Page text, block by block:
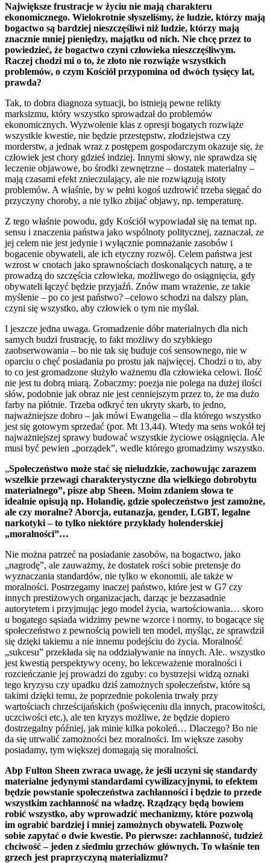
Największe frustracje w życiu nie mają charakteru
ekonomicznego. Wielokrotnie słyszeliśmy, że ludzie, którzy mają
bogactwo są bardziej nieszczęśliwi niż ludzie, którzy mają
znacznie mniej pieniędzy, majątku od nich. Nie chcę przez to
powiedzieć, że bogactwo czyni człowieka nieszczęśliwym.
Raczej chodzi mi o to, że złoto nie rozwiąże wszystkich
problemów, o czym Kościół przypomina od dwóch tysięcy lat,
prawda?
Tak, to dobra diagnoza sytuacji, bo istnieją pewne relikty
marksizmu, który wszystko sprowadzał do problemów
ekonomicznych. Wyzwolenie klas z opresji bogatych rozwiąże
wszystkie kwestie, nie będzie przestępstw, złodziejstwa czy
morderstw, a jednak wraz z postępem gospodarczym okazuje się, że
człowiek jest chory gdzieś indziej. Innymi słowy, nie sprawdza się
leczenie objawowe, bo środki zewnętrzne – dostatek materialny –
mają czasami efekt znieczulający, ale nie rozwiązują istoty
problemów. A właśnie, by w pełni kogoś uzdrowić trzeba sięgać do
przyczyny choroby, a nie tylko zbijać objawy, np. temperaturę.
Z tego właśnie powodu, gdy Kościół wypowiadał się na temat np.
sensu i znaczenia państwa jako wspólnoty politycznej, zaznaczał, ze
jej celem nie jest jedynie i wyłącznie pomnażanie zasobów i
bogacenie obywateli, ale ich etyczny rozwój. Celem państwa jest
wzrost w cnotach jako sprawnościach doskonalących naturę, a te
prowadzą do szczęścia człowieka, możliwego do osiągnięcia, gdy
obywateli łączyć będzie przyjaźń. Znów mam wrażenie, ze takie
myślenie – po co jest państwo? –celowo schodzi na dalszy plan,
czyni się wszystko, aby człowiek o tym nie myślał.
I jeszcze jedna uwaga. Gromadzenie dóbr materialnych dla nich
samych budzi frustrację, to fakt możliwy do szybkiego
zaobserwowania – bo nie tak się buduje coś sensownego, nie w
oparciu o chęć posiadania po prostu jak najwięcej. Chodzi o to, aby
to co jest gromadzone służyło ważnemu dla człowieka celowi. Ilość
nie jest tu dobrą miarą. Zobaczmy: poezja nie polega na dużej ilości
słów, podobnie jak obraz nie jest cenniejszym przez to, że ma dużo
farby na płótnie. Trzeba odkryć ten ukryty skarb, to jedno,
najważniejsze dobro – jak mówi Ewangelia – dla którego wszystko
jest się gotowym sprzedać (por. Mt 13,44). Wtedy ma sens wokół tej
najważniejszej sprawy budować wszystkie życiowe osiągnięcia. Ale
musi być pewien „porządek”, wedle którego gromadzimy wszystko.
„Społeczeństwo może stać się nieludzkie, zachowując zarazem
wszelkie przewagi charakterystyczne dla wielkiego dobrobytu
materialnego”, pisze abp Sheen. Moim zdaniem słowa te
idealnie opisują np. Holandię, gdzie społeczeństwo jest zamożne,
ale czy moralne? Aborcja, eutanazja, gender, LGBT, legalne
narkotyki – to tylko niektóre przykłady holenderskiej
„moralności”…
Nie można patrzeć na posiadanie zasobów, na bogactwo, jako
„nagrodę”, ale zauważmy, że dostatek rości sobie pretensje do
wyznaczania standardów, nie tylko w ekonomii, ale także w
moralności. Postrzegamy inaczej państwo, które jest w G7 czy
innych prestiżowych organizacjach, darząc je bezzasadnie
autorytetem i przyjmując jego model życia, wartościowania… skoro
u bogatego sąsiada widzimy pewne wzorce i normy, to bogacące się
społeczeństwo z pewnością powieli ten model, myśląc, ze sprawdził
się dzięki takiemu a nie innemu podejściu do życia. Moralność
„sukcesu” przekłada się na oddziaływanie na innych. Ale.. wszystko
jest kwestią perspektywy oceny, bo lekceważenie moralności i
rozcieńczanie jej prowadzi do zguby: co bystrzejsi widzą oznaki
tego kryzysu czy upadku dziś zamożnych społeczeństw, które są
takimi dzięki temu, że poprzednie pokolenia trwały przy
wartościach chrześcijańskich (poświęceniu dla innych, pracowitości,
uczciwości etc.), ale ten kryzys możliwe, że będzie dopiero
dostrzegalny później, jak minie kilka pokoleń… Dlaczego? Bo nie
da się utrwalić zamożności bez moralności. Im większe zasoby
posiadamy, tym większej domagają się moralności.
Abp Fulton Sheen zwraca uwagę, że jeśli uczyni się standardy
materialne jedynymi standardami cywilizacyjnymi, to efektem
będzie powstanie społeczeństwa zachłanności i będzie to przede
wszystkim zachłanność na władzę. Rządzący będą bowiem
robić wszystko, aby wprowadzić mechanizmy, które pozwolą
im ograbić bardziej i mniej zamożnych obywateli. Pozwolę
sobie zapytać o dwie kwestie. Po pierwsze: zachłanność, tudzież
chciwość – jeden z siedmiu grzechów głównych. To właśnie ten
grzech jest praprzyczyną materializmu?